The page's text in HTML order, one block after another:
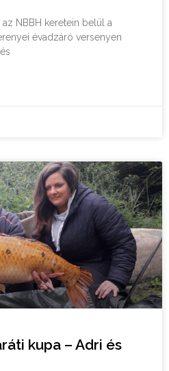
NBBH keretein belül a
évadzáró versenyen
kupa – Adri és